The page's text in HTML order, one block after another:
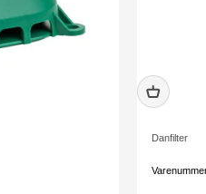
Danfilter